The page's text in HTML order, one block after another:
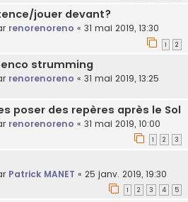
jouer devant?
renorenoreno « 31 mai 2019, 13:30
1 2
strumming
renorenoreno « 31 mai 2019, 13:25
poser des repères après le Sol
renorenoreno « 31 mai 2019, 10:00
1 2 3
Patrick MANET « 25 janv. 2019, 19:30
1 2 3 4 5